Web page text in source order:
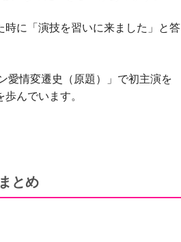
に「演技を習いに来ました」と答
愛情変遷史（原題）」で初主演を
んでいます。
とめ